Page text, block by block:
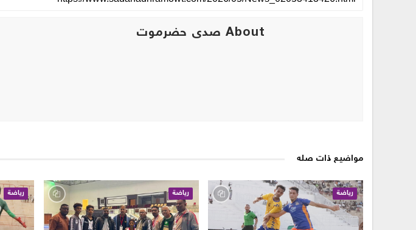
About صدى حضرموت
مواضيع ذات صله
رياضة رياضة رياضة